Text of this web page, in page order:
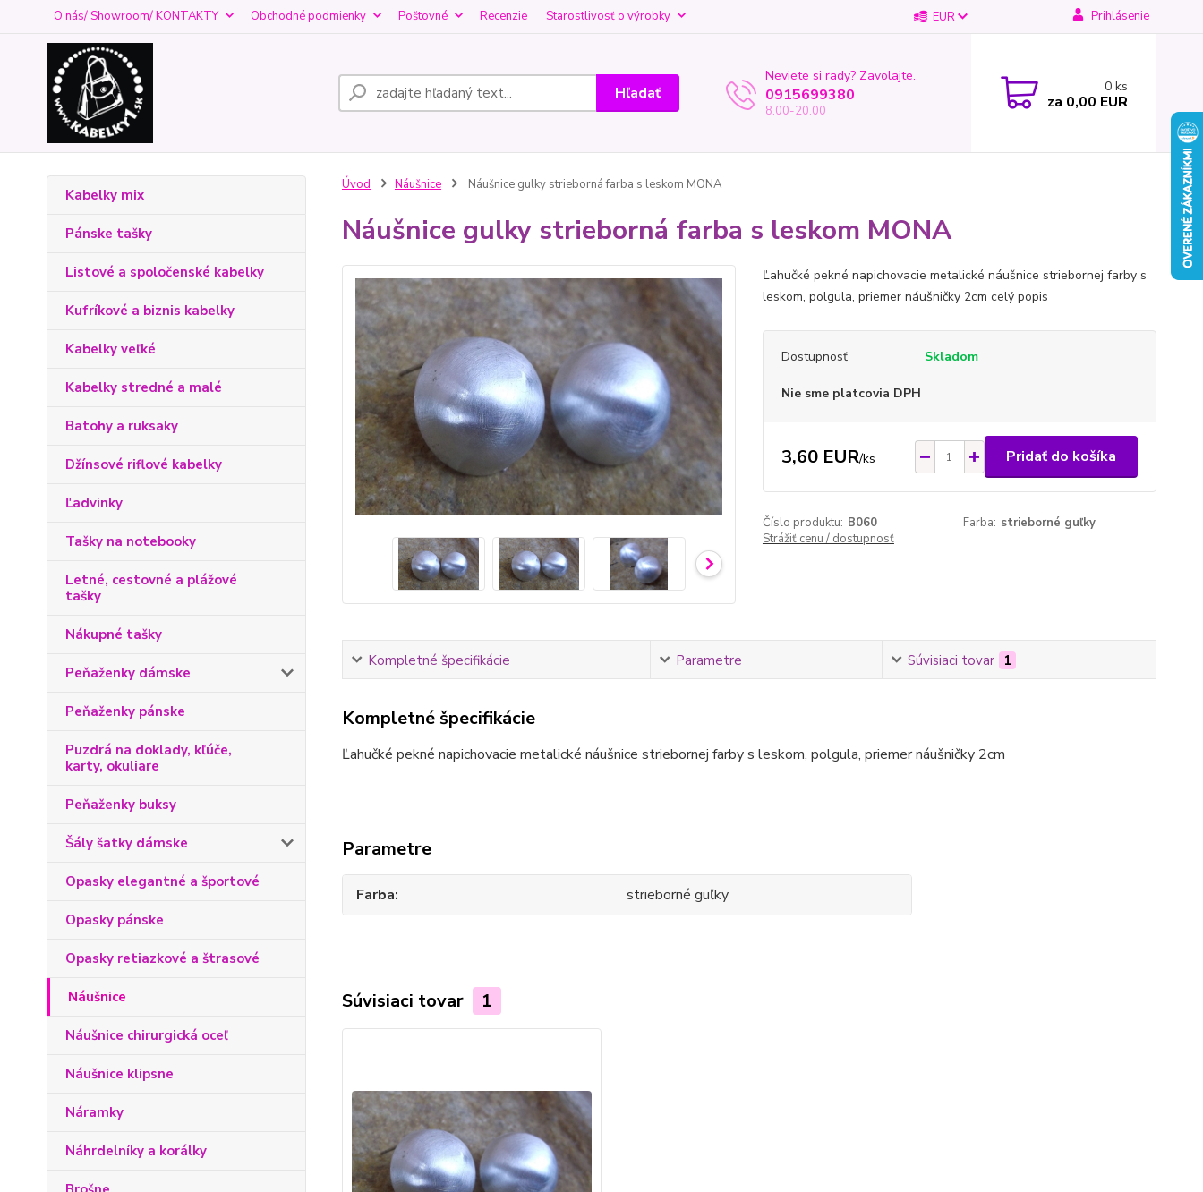
O nás/ Showroom/ KONTAKTY Obchodné podmienky Poštovné Recenzie Starostlivosť o výrobky EUR Prihlásenie
Hľadať
Neviete si rady? Zavolajte.
0915699380
8.00-20.00
0 ks
za 0,00 EUR
Kabelky mix
Pánske tašky
Listové a spoločenské kabelky
Kufríkové a biznis kabelky
Kabelky veľké
Kabelky stredné a malé
Batohy a ruksaky
Džínsové riflové kabelky
Ľadvinky
Tašky na notebooky
Letné, cestovné a plážové
tašky
Nákupné tašky
Peňaženky dámske
Peňaženky pánske
Puzdrá na doklady, kľúče,
karty, okuliare
Peňaženky buksy
Šály šatky dámske
Opasky elegantné a športové
Opasky pánske
Opasky retiazkové a štrasové
Náušnice
Náušnice chirurgická oceľ
Náušnice klipsne
Náramky
Náhrdelníky a korálky
Úvod Náušnice Náušnice gulky strieborná farba s leskom MONA
Náušnice gulky strieborná farba s leskom MONA
Ľahučké pekné napichovacie metalické náušnice striebornej farby s
leskom, polgula, priemer náušničky 2cm celý popis
Dostupnosť Skladom
Nie sme platcovia DPH
3,60 EUR/ks Pridať do košíka
Číslo produktu: B060 Farba: strieborné guľky
Strážiť cenu / dostupnosť
Kompletné špecifikácie Parametre Súvisiaci tovar 1
Kompletné špecifikácie
Ľahučké pekné napichovacie metalické náušnice striebornej farby s leskom, polgula, priemer náušničky 2cm
Parametre
Farba strieborné guľky
Súvisiaci tovar 1